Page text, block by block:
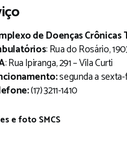
de Doenças Crônicas
: Rua do Rosário,
: Rua Ipiranga, 291 – Vila Curti
segunda a sexta-
(17) 3211-1410
e foto SMCS